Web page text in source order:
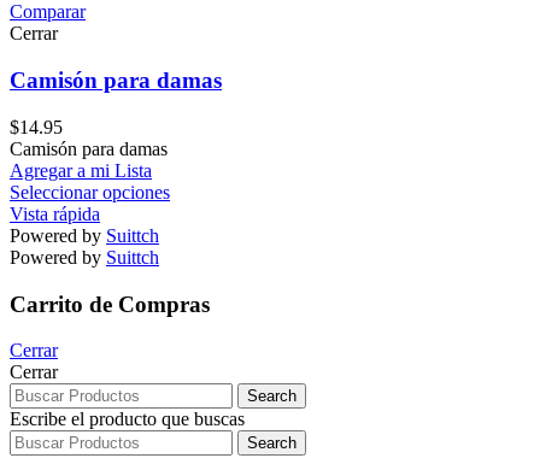
Comparar
Cerrar
Camisón para damas
$14.95
Camisón para damas
Agregar a mi Lista
Seleccionar opciones
Vista rápida
Powered by Suittch
Powered by Suittch
Carrito de Compras
Cerrar
Cerrar
Search
Escribe el producto que buscas
Search